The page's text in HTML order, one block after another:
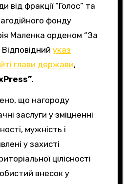
від фракції “Голос” та
фонду
Маленка орденом “За
Відповідний указ
глави держави,
.
що нагороду
заслуги у зміцненні
мужність і
у захисті
цілісності
внесок у